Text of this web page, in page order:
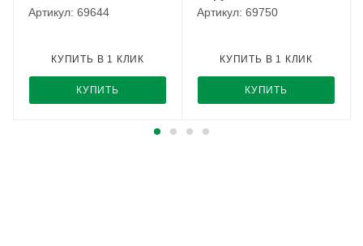
Артикул: 69644
КУПИТЬ
КУПИТЬ В 1 КЛИК
Артикул: 69750
КУПИТЬ
КУПИТЬ В 1 КЛИК